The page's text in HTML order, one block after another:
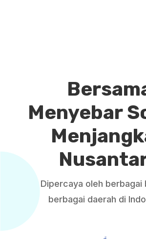
Menyebar
Dipercaya oleh berbagai
berbagai daerah di